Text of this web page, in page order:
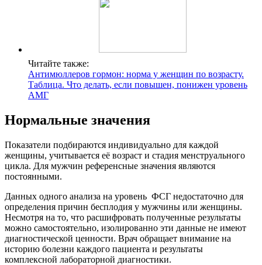
Читайте также:
Антимюллеров гормон: норма у женщин по возрасту.
Таблица. Что делать, если повышен, понижен уровень
АМГ
Нормальные значения
Показатели подбираются индивидуально для каждой
женщины, учитывается её возраст и стадия менструального
цикла. Для мужчин референсные значения являются
постоянными.
Данных одного анализа на уровень ФСГ недостаточно для
определения причин бесплодия у мужчины или женщины.
Несмотря на то, что расшифровать полученные результаты
можно самостоятельно, изолированно эти данные не имеют
диагностической ценности. Врач обращает внимание на
историю болезни каждого пациента и результаты
комплексной лабораторной диагностики.